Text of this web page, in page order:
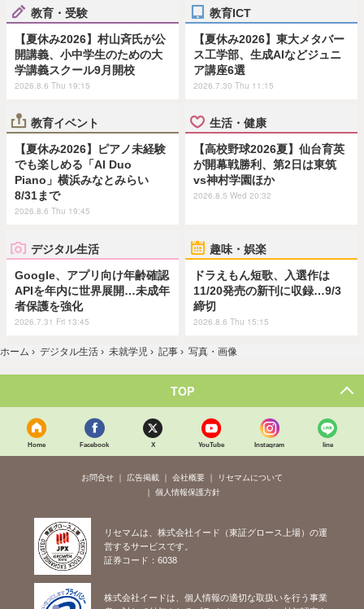
教育・受験
【夏休み2026】村山斉氏が公
開講義、小中学生のための大
学講義スクール9月開校
2026.8.6 Thu 19:15
教育ICT
【夏休み2026】東大メタバー
ス工学部、生成AIなどジュニ
ア講座6選
2026.7.30 Thu 11:15
教育イベント
【夏休み2026】ピアノ未経験
でも楽しめる「AI Duo
Piano」横浜みなとみらい
8/31まで
2026.8.6 Thu 19:45
生活・健康
【高校野球2026夏】仙台育英
が開幕戦勝利、第2日は東筑
vs神村学園ほか
2026.8.5 Wed 20:32
デジタル生活
Google、アプリ向け年齢確認
APIを年内に世界展開…未成年
者保護を強化
2026.7.31 Fri 13:45
趣味・娯楽
ドラえもん短歌、入選作は
11/20発売の新刊に収録…9/3
締切
2026.8.6 Thu 15:15
ホーム › デジタル生活 › 未就学児 › 記事 › 写真・画像
TOP
Home Facebook X YouTube Instagram line
お問合せ 広告掲載 会社概要
リセマムについて
個人情報保護方針
リセマムは、株式会社イード（東証グロース上場）の運
営するサービスです。
証券コード：6038
株式会社イードは、個人情報の適切な取扱いを行う事業